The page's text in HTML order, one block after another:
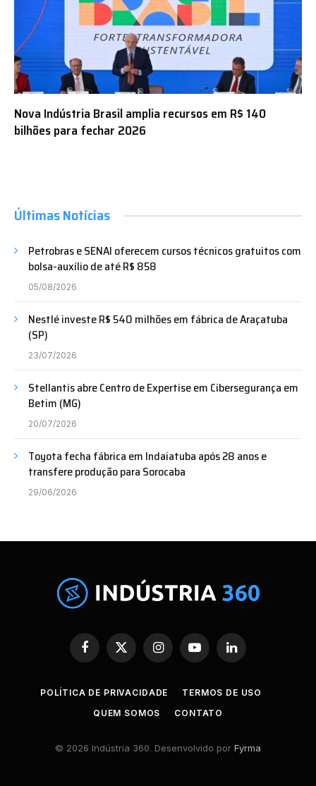
Nova Indústria Brasil amplia recursos em R$ 140
bilhões para fechar 2026
Últimas Notícias
Petrobras e SENAI oferecem cursos técnicos gratuitos com
bolsa-auxílio de até R$ 858
05/08/2026
Nestlé investe R$ 540 milhões em fábrica de Araçatuba
(SP)
23/07/2026
Stellantis abre Centro de Expertise em Cibersegurança em
Betim (MG)
20/07/2026
Toyota fecha fábrica em Indaiatuba após 28 anos e
transfere produção para Sorocaba
29/06/2026
Facebook
X
InstagramYouTubeLinkedIn
POLÍTICA DE PRIVACIDADE
TERMOS DE USO
QUEM SOMOS
CONTATO
© 2026 Indústria 360. Desenvolvido por Fyrma